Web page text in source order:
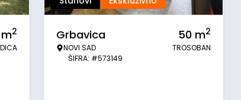
m2 Grbavica
NOVI SAD
ŠIFRA: #573149
50 m2
TROSOBAN